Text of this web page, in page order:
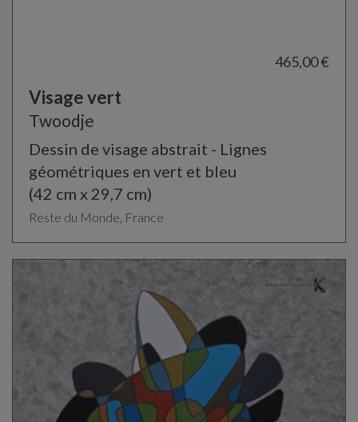
465,00 €
Visage vert
Twoodje
Dessin de visage abstrait - Lignes
géométriques en vert et bleu
(42 cm x 29,7 cm)
Reste du Monde, France